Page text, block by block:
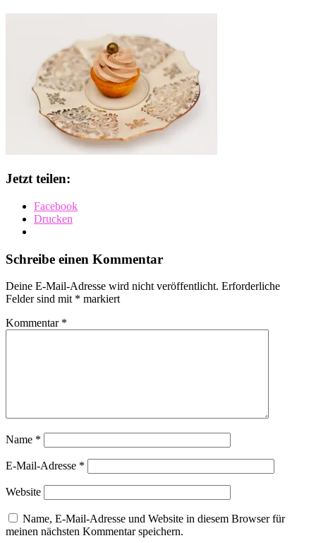
Jetzt teilen:
Facebook
Drucken
Schreibe einen Kommentar
Deine E-Mail-Adresse wird nicht veröffentlicht. Erforderliche
Felder sind mit * markiert
Kommentar *
Name *
E-Mail-Adresse *
Website
Name, E-Mail-Adresse und Website in diesem Browser für
meinen nächsten Kommentar speichern.